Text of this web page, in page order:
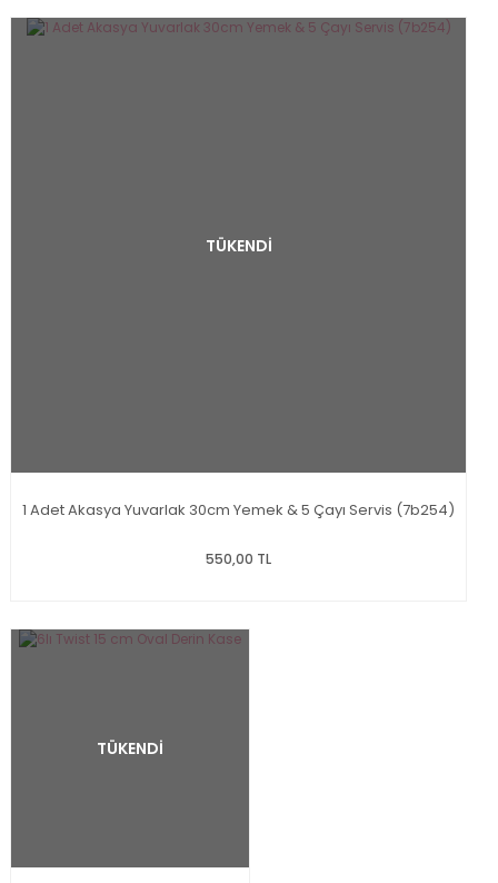
TÜKENDİ
1 Adet Akasya Yuvarlak 30cm Yemek & 5 Çayı Servis (7b254)
550,00 TL
TÜKENDİ